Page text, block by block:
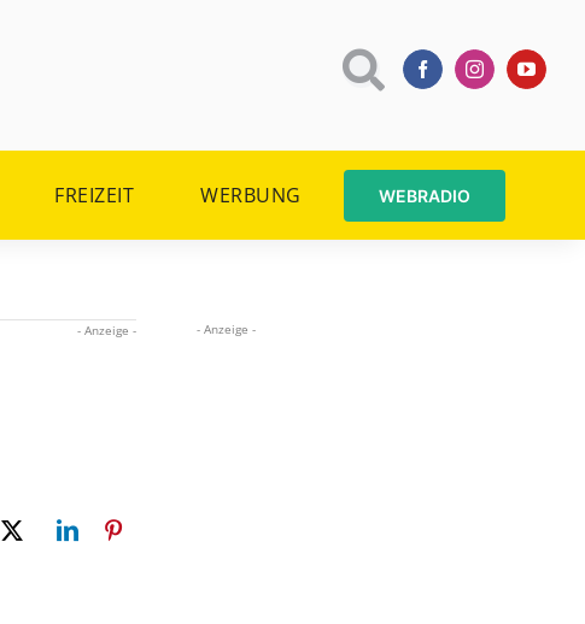
FREIZEIT WERBUNG WEBRADIO
- Anzeige -
- Anzeige -